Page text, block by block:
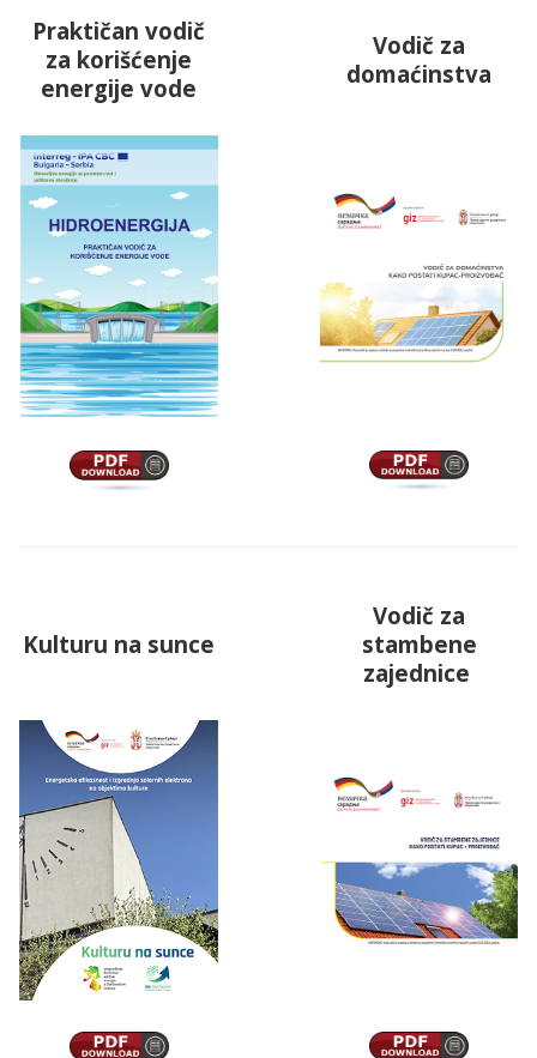
Praktičan vodič
za korišćenje
energije vode
Vodič za
domaćinstva
Kulturu na sunce
Vodič za
stambene
zajednice